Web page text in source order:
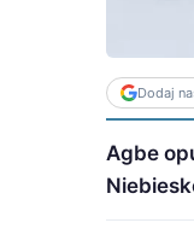
Dodaj
Agbe